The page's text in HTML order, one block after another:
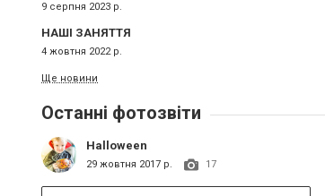
9 серпня 2023 р.
НАШІ ЗАНЯТТЯ
4 жовтня 2022 р.
Ще новини
Останні фотозвіти
Halloween
29 жовтня 2017 р. 17